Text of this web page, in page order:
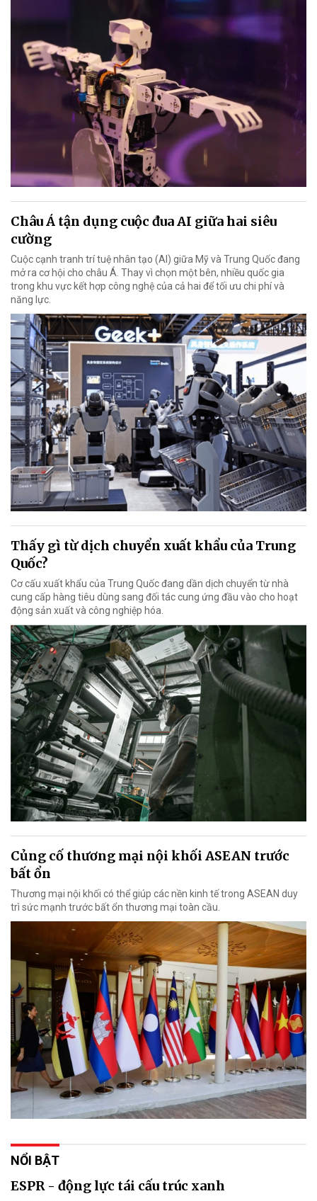
Châu Á tận dụng cuộc đua AI giữa hai siêu
cường
Cuộc cạnh tranh trí tuệ nhân tạo (AI) giữa Mỹ và Trung Quốc đang
mở ra cơ hội cho châu Á. Thay vì chọn một bên, nhiều quốc gia
trong khu vực kết hợp công nghệ của cả hai để tối ưu chi phí và
năng lực.
Thấy gì từ dịch chuyển xuất khẩu của Trung
Quốc?
Cơ cấu xuất khẩu của Trung Quốc đang dần dịch chuyển từ nhà
cung cấp hàng tiêu dùng sang đối tác cung ứng đầu vào cho hoạt
động sản xuất và công nghiệp hóa.
Củng cố thương mại nội khối ASEAN trước
bất ổn
Thương mại nội khối có thể giúp các nền kinh tế trong ASEAN duy
trì sức mạnh trước bất ổn thương mại toàn cầu.
NỔI BẬT
ESPR - động lực tái cấu trúc xanh